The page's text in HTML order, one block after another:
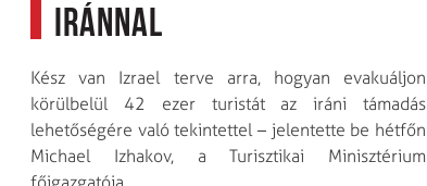
Iránnal
Kész van Izrael terve arra, hogyan evakuáljon
körülbelül 42 ezer turistát az iráni támadás
lehetőségére való tekintettel – jelentette be hétfőn
Michael Izhakov, a Turisztikai Minisztérium